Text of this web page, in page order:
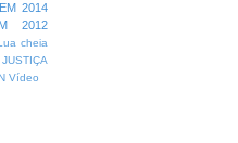
2014
2012
cheia
Vídeo